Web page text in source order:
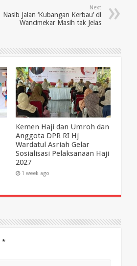
Next
Nasib Jalan ‘Kubangan Kerbau’ di
Wancimekar Masih tak Jelas
Kemen Haji dan Umroh dan
Anggota DPR RI Hj
Wardatul Asriah Gelar
Sosialisasi Pelaksanaan Haji
2027
1 week ago
*